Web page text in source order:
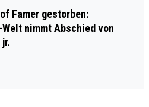
Famer gestorben:
nimmt Abschied von